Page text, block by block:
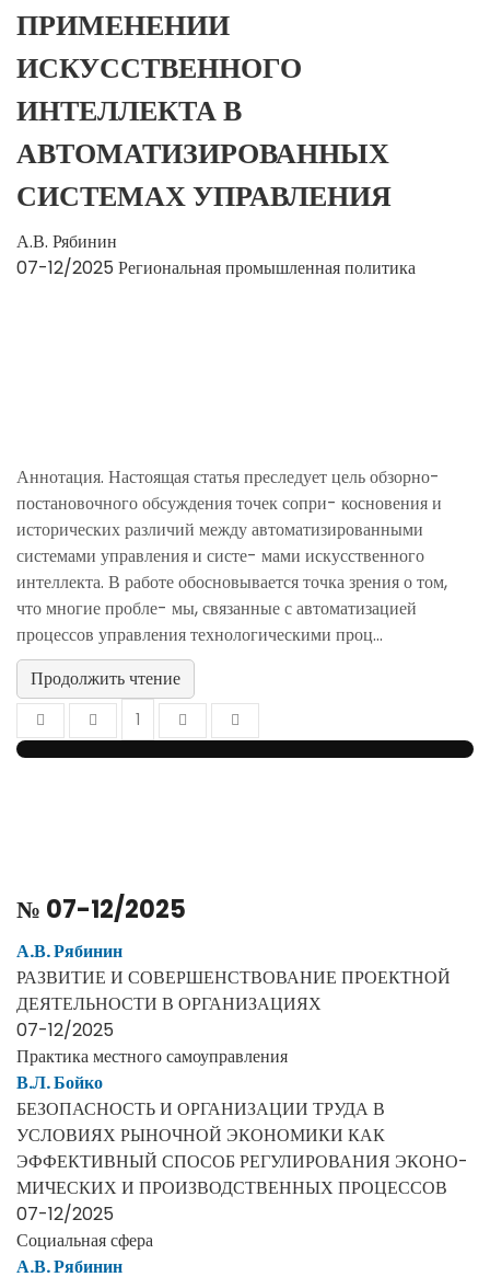
ПРИМЕНЕНИИ
ИСКУССТВЕННОГО
ИНТЕЛЛЕКТА В
АВТОМАТИЗИРОВАННЫХ
СИСТЕМАХ УПРАВЛЕНИЯ
А.В. Рябинин
07-12/2025 Региональная промышленная политика
Аннотация. Настоящая статья преследует цель обзорно-
постановочного обсуждения точек сопри- косновения и
исторических различий между автоматизированными
системами управления и систе- мами искусственного
интеллекта. В работе обосновывается точка зрения о том,
что многие пробле- мы, связанные с автоматизацией
процессов управления технологическими проц...
Продолжить чтение
1
№ 07-12/2025
А.В. Рябинин
РАЗВИТИЕ И СОВЕРШЕНСТВОВАНИЕ ПРОЕКТНОЙ
ДЕЯТЕЛЬНОСТИ В ОРГАНИЗАЦИЯХ
07-12/2025
Практика местного самоуправления
В.Л. Бойко
БЕЗОПАСНОСТЬ И ОРГАНИЗАЦИИ ТРУДА В
УСЛОВИЯХ РЫНОЧНОЙ ЭКОНОМИКИ КАК
ЭФФЕКТИВНЫЙ СПОСОБ РЕГУЛИРОВАНИЯ ЭКОНО-
МИЧЕСКИХ И ПРОИЗВОДСТВЕННЫХ ПРОЦЕССОВ
07-12/2025
Социальная сфера
А.В. Рябинин